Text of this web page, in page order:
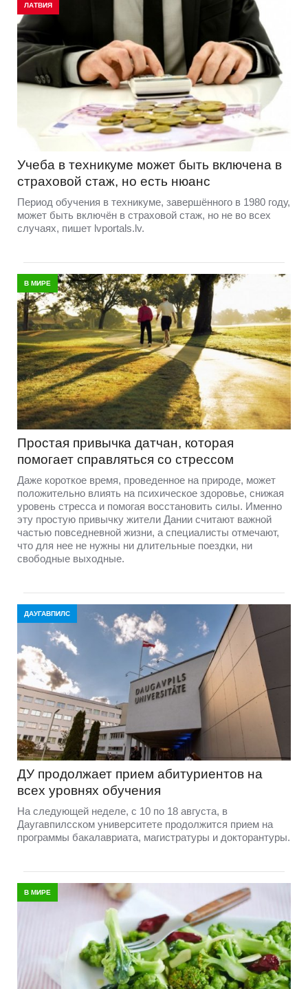
ЛАТВИЯ
Учеба в техникуме может быть включена в
страховой стаж, но есть нюанс
Период обучения в техникуме, завершённого в 1980 году,
может быть включён в страховой стаж, но не во всех
случаях, пишет lvportals.lv.
В МИРЕ
Простая привычка датчан, которая
помогает справляться со стрессом
Даже короткое время, проведенное на природе, может
положительно влиять на психическое здоровье, снижая
уровень стресса и помогая восстановить силы. Именно
эту простую привычку жители Дании считают важной
частью повседневной жизни, а специалисты отмечают,
что для нее не нужны ни длительные поездки, ни
свободные выходные.
ДАУГАВПИЛС
ДУ продолжает прием абитуриентов на
всех уровнях обучения
На следующей неделе, с 10 по 18 августа, в
Даугавпилсском университете продолжится прием на
программы бакалавриата, магистратуры и докторантуры.
В МИРЕ